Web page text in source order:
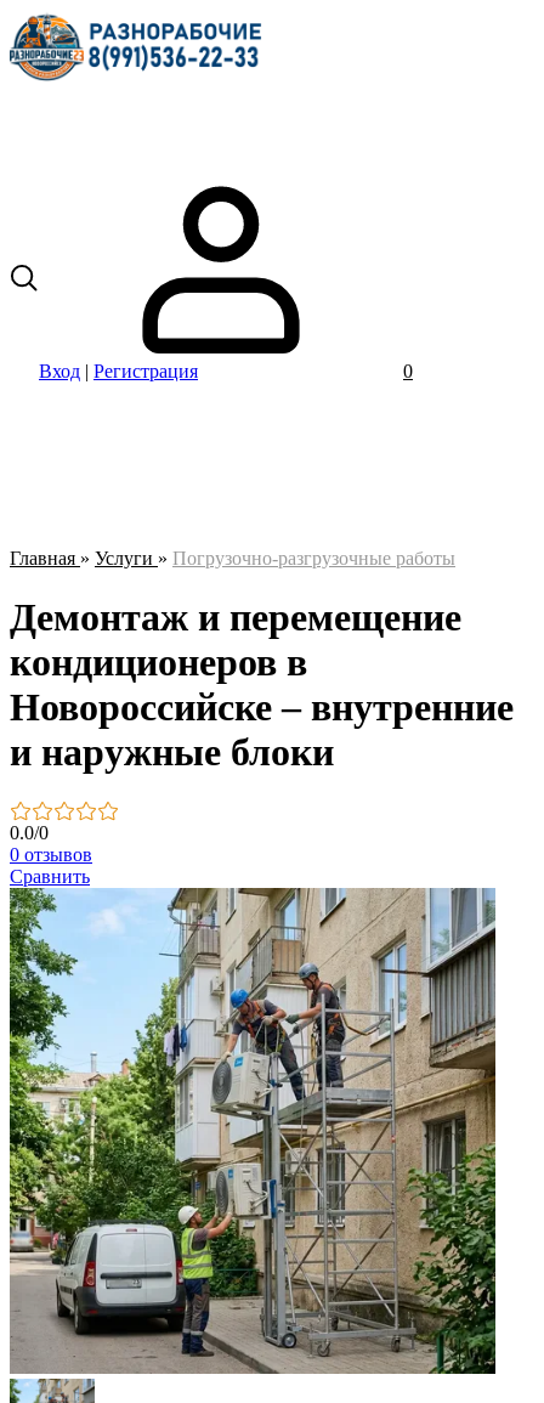
Вход | Регистрация 0
Главная » Услуги » Погрузочно-разгрузочные работы
Демонтаж и перемещение
кондиционеров в
Новороссийске – внутренние
и наружные блоки
0.0/0
0 отзывов
Сравнить